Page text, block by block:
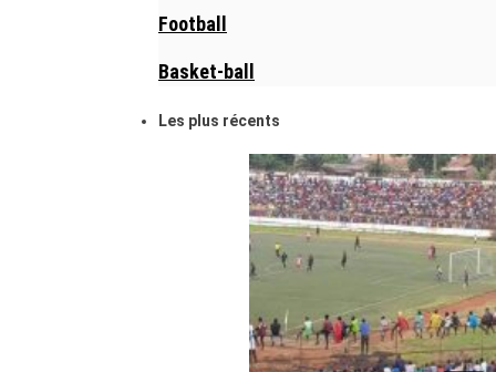
Football
Basket-ball
Les plus récents